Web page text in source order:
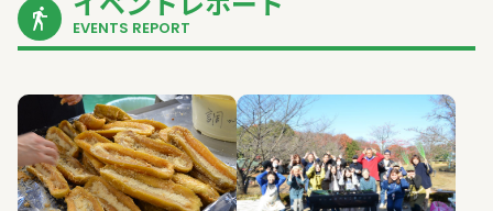
EVENTS REPORT